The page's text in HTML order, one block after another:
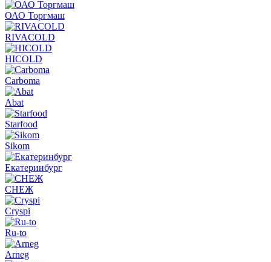
ОАО Торгмаш
RIVACOLD
HICOLD
Carboma
Abat
Starfood
Sikom
Екатеринбург
СНЕЖ
Cryspi
Ru-to
Arneg